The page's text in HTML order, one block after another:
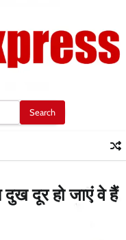
दूर हो जाएं वे हैं